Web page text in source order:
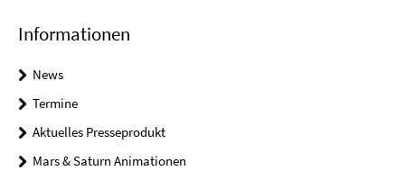
Informationen
News
Termine
Aktuelles Presseprodukt
Mars & Saturn Animationen